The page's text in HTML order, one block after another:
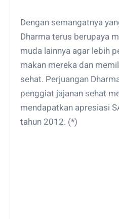
Dengan semangatnya
Dharma terus berupaya
muda lainnya agar lebih
makan mereka dan
sehat. Perjuangan
penggiat jajanan sehat
mendapatkan apresiasi
tahun 2012. (*)